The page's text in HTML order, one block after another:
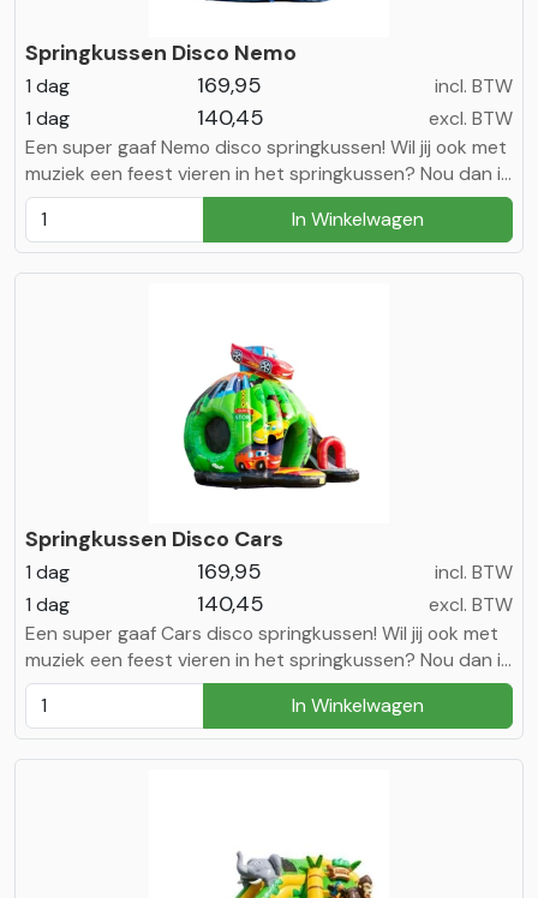
Springkussen Disco Nemo
1 dag 169,95
incl. BTW
1 dag
140,45
excl. BTW
Een super gaaf Nemo disco springkussen! Wil jij ook met
muziek een feest vieren in het springkussen? Nou dan is
dit het springkussen voor jou! Disco Nemo komt met een
JBL 110 box voor een spectaculaire ervaring.
In Winkelwagen
Springkussen Disco Cars
1 dag 169,95
incl. BTW
1 dag
140,45
excl. BTW
Een super gaaf Cars disco springkussen! Wil jij ook met
muziek een feest vieren in het springkussen? Nou dan is
dit het springkussen voor jou! Disco Cars komt met een
JBL 110 box voor een spectaculaire ervaring.
In Winkelwagen